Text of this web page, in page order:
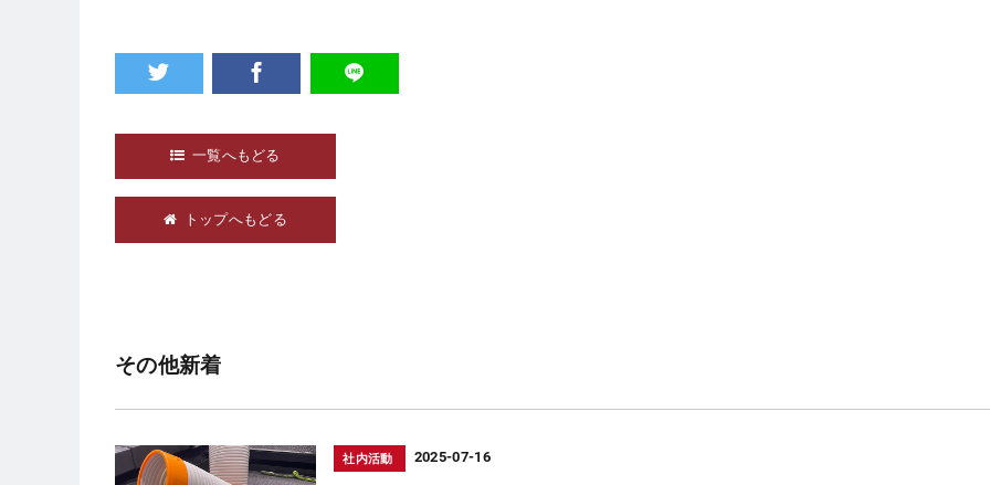
一覧へもどる
トップへもどる
その他新着
社内活動 2025-07-16